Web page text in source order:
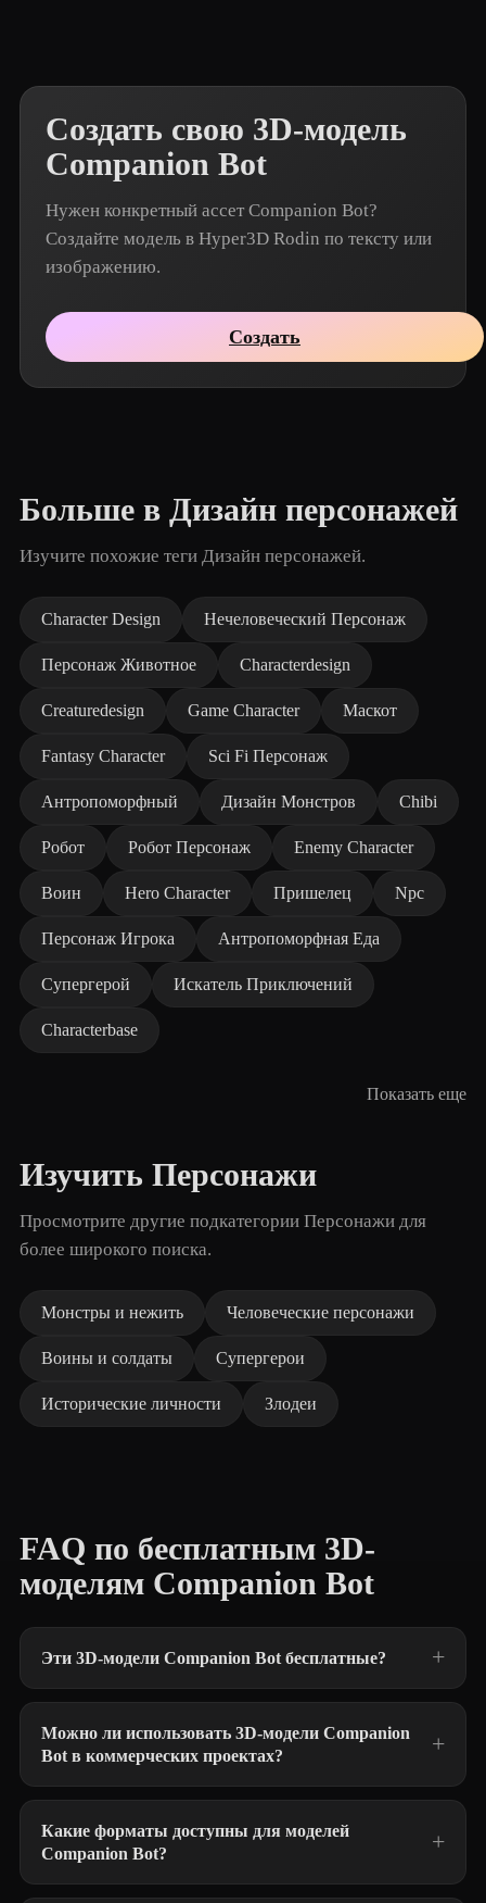
Создать свою 3D-модель
Companion Bot
Нужен конкретный ассет Companion Bot?
Создайте модель в Hyper3D Rodin по тексту или
изображению.
Создать
Больше в Дизайн персонажей
Изучите похожие теги Дизайн персонажей.
Character Design Нечеловеческий Персонаж
Персонаж Животное Characterdesign
Creaturedesign Game Character Маскот
Fantasy Character Sci Fi Персонаж
Антропоморфный Дизайн Монстров Chibi
Робот Робот Персонаж Enemy Character
Воин Hero Character Пришелец Npc
Персонаж Игрока Антропоморфная Еда
Супергерой Искатель Приключений
Characterbase
Показать еще
Изучить Персонажи
Просмотрите другие подкатегории Персонажи для
более широкого поиска.
Монстры и нежить Человеческие персонажи
Воины и солдаты Супергерои
Исторические личности Злодеи
FAQ по бесплатным 3D-
моделям Companion Bot
Эти 3D-модели Companion Bot бесплатные?
Можно ли использовать 3D-модели Companion
Bot в коммерческих проектах?
Какие форматы доступны для моделей
Companion Bot?